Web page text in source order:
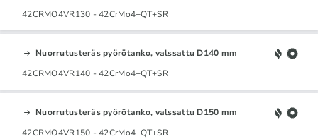
42CRMO4VR130 - 42CrMo4+QT+SR
Nuorrutusteräs pyörötanko, valssattu D140 mm
42CRMO4VR140 - 42CrMo4+QT+SR
Nuorrutusteräs pyörötanko, valssattu D150 mm
42CRMO4VR150 - 42CrMo4+QT+SR